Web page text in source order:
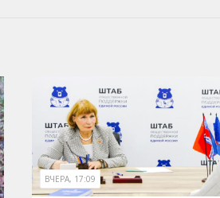
ВЧЕРА, 17:09